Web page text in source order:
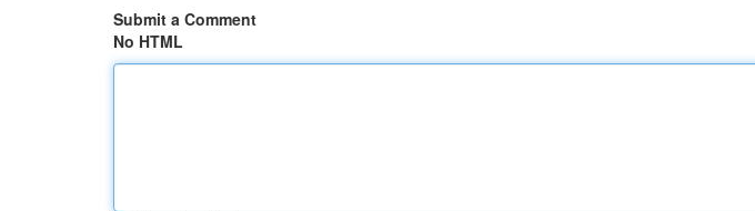
Submit a Comment
No HTML